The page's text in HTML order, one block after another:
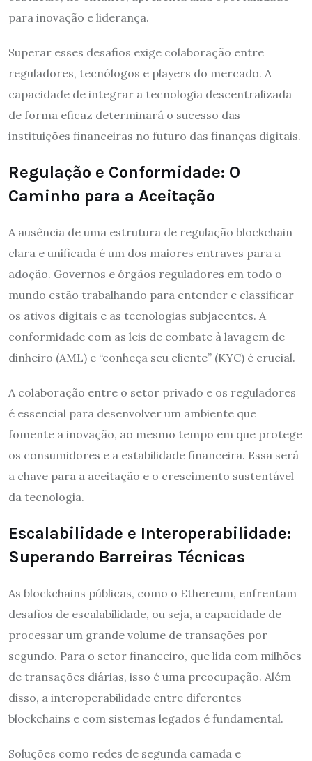
para inovação e liderança.
Superar esses desafios exige colaboração entre
reguladores, tecnólogos e players do mercado. A
capacidade de integrar a tecnologia descentralizada
de forma eficaz determinará o sucesso das
instituições financeiras no futuro das finanças digitais.
Regulação e Conformidade: O
Caminho para a Aceitação
A ausência de uma estrutura de regulação blockchain
clara e unificada é um dos maiores entraves para a
adoção. Governos e órgãos reguladores em todo o
mundo estão trabalhando para entender e classificar
os ativos digitais e as tecnologias subjacentes. A
conformidade com as leis de combate à lavagem de
dinheiro (AML) e “conheça seu cliente” (KYC) é crucial.
A colaboração entre o setor privado e os reguladores
é essencial para desenvolver um ambiente que
fomente a inovação, ao mesmo tempo em que protege
os consumidores e a estabilidade financeira. Essa será
a chave para a aceitação e o crescimento sustentável
da tecnologia.
Escalabilidade e Interoperabilidade:
Superando Barreiras Técnicas
As blockchains públicas, como o Ethereum, enfrentam
desafios de escalabilidade, ou seja, a capacidade de
processar um grande volume de transações por
segundo. Para o setor financeiro, que lida com milhões
de transações diárias, isso é uma preocupação. Além
disso, a interoperabilidade entre diferentes
blockchains e com sistemas legados é fundamental.
Soluções como redes de segunda camada e